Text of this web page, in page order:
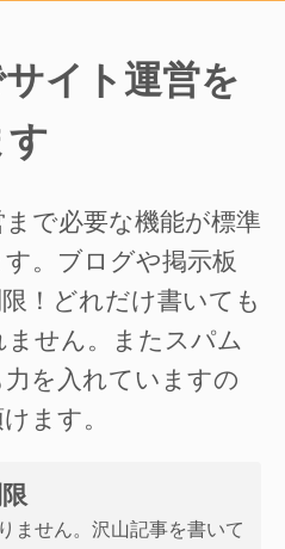
イト運営を
で必要な機能が標準
。ブログや掲示板
！どれだけ書いても
せん。またスパム
を入れていますの
ます。
ません。沢山記事を書いて